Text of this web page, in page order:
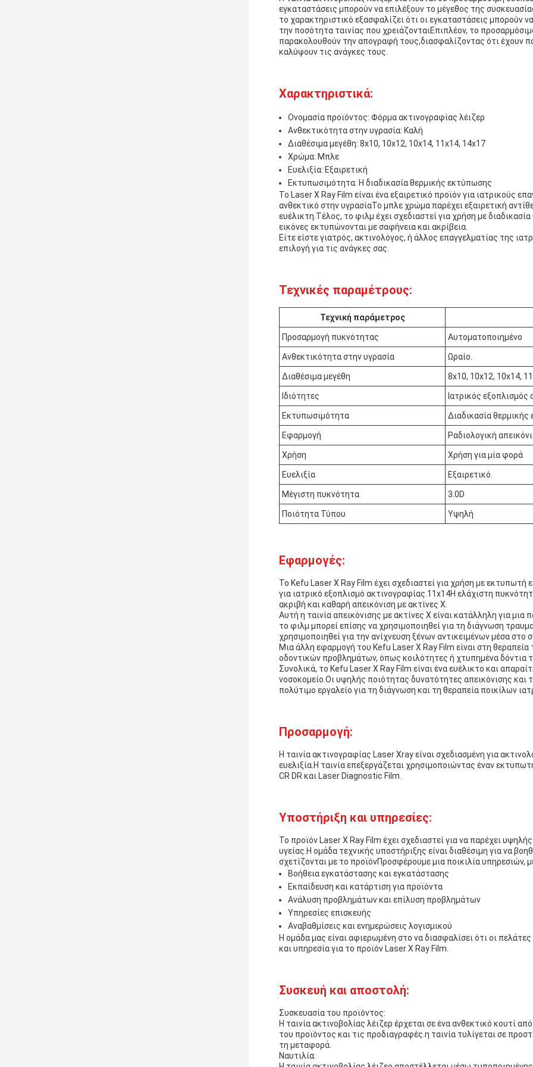
εγκαταστάσεις μπορούν να επιλέξουν το μέγεθος της
το χαρακτηριστικό εξασφαλίζει ότι οι εγκαταστάσεις μπορούν
την ποσότητα ταινίας που χρειάζονταιΕπιπλέον, το
παρακολουθούν την απογραφή τους,διασφαλίζοντας ότι έχουν
καλύψουν τις ανάγκες τους.
Χαρακτηριστικά:
Ονομασία προϊόντος: Φόρμα ακτινογραφίας λέιζερ
Ανθεκτικότητα στην υγρασία: Καλή
Διαθέσιμα μεγέθη: 8x10, 10x12, 10x14, 11x14, 14x17
Χρώμα: Μπλε
Ευελιξία: Εξαιρετική
Εκτυπωσιμότητα: Η διαδικασία θερμικής εκτύπωσης
Το Laser X Ray Film είναι ένα εξαιρετικό προϊόν για ιατρικούς
ανθεκτικό στην υγρασίαΤο μπλε χρώμα παρέχει εξαιρετική
ευέλικτη.Τέλος, το φιλμ έχει σχεδιαστεί για χρήση με
εικόνες εκτυπώνονται με σαφήνεια και ακρίβεια.
Είτε είστε γιατρός, ακτινολόγος, ή άλλος επαγγελματίας της
επιλογή για τις ανάγκες σας.
Τεχνικές παραμέτρους:
Τεχνική παράμετρος
Προσαρμογή πυκνότητας Αυτοματοποιημένο
Ανθεκτικότητα στην υγρασία Ωραίο.
Διαθέσιμα μεγέθη 8x10, 10x12, 10x14,
Ιδιότητες Ιατρικός
Εκτυπωσιμότητα Διαδικασία
Εφαρμογή Ραδιολογική
Χρήση Χρήση για μία φορά
Ευελιξία Εξαιρετικό.
Μέγιστη πυκνότητα 3.0D
Ποιότητα Τύπου Υψηλή
Εφαρμογές:
Το Kefu Laser X Ray Film έχει σχεδιαστεί για χρήση με εκτυπωτή
για ιατρικό εξοπλισμό ακτινογραφίας.11x14Η ελάχιστη
ακριβή και καθαρή απεικόνιση με ακτίνες Χ.
Αυτή η ταινία απεικόνισης με ακτίνες Χ είναι κατάλληλη για
το φιλμ μπορεί επίσης να χρησιμοποιηθεί για τη διάγνωση
χρησιμοποιηθεί για την ανίχνευση ξένων αντικειμένων μέσα
Μια άλλη εφαρμογή του Kefu Laser X Ray Film είναι στη
οδοντικών προβλημάτων, όπως κοιλότητες ή χτυπημένα δόντια
Συνολικά, το Kefu Laser X Ray Film είναι ένα ευέλικτο και
νοσοκομείο.Οι υψηλής ποιότητας δυνατότητες απεικόνισης
πολύτιμο εργαλείο για τη διάγνωση και τη θεραπεία ποικίλων
Προσαρμογή:
Η ταινία ακτινογραφίας Laser Xray είναι σχεδιασμένη για
ευελιξία.Η ταινία επεξεργάζεται χρησιμοποιώντας έναν
CR DR και Laser Diagnostic Film.
Υποστήριξη και υπηρεσίες:
Το προϊόν Laser X Ray Film έχει σχεδιαστεί για να παρέχει
υγείας.Η ομάδα τεχνικής υποστήριξης είναι διαθέσιμη για να
σχετίζονται με το προϊόνΠροσφέρουμε μια ποικιλία υπηρεσιών,
Βοήθεια εγκατάστασης και εγκατάστασης
Εκπαίδευση και κατάρτιση για προϊόντα
Ανάλυση προβλημάτων και επίλυση προβλημάτων
Υπηρεσίες επισκευής
Αναβαθμίσεις και ενημερώσεις λογισμικού
Η ομάδα μας είναι αφιερωμένη στο να διασφαλίσει ότι οι
και υπηρεσία για το προϊόν Laser X Ray Film.
Συσκευή και αποστολή:
Συσκευασία του προϊόντος:
Η ταινία ακτινοβολίας λέιζερ έρχεται σε ένα ανθεκτικό κουτί
του προϊόντος και τις προδιαγραφές.η ταινία τυλίγεται σε
τη μεταφορά.
Ναυτιλία: